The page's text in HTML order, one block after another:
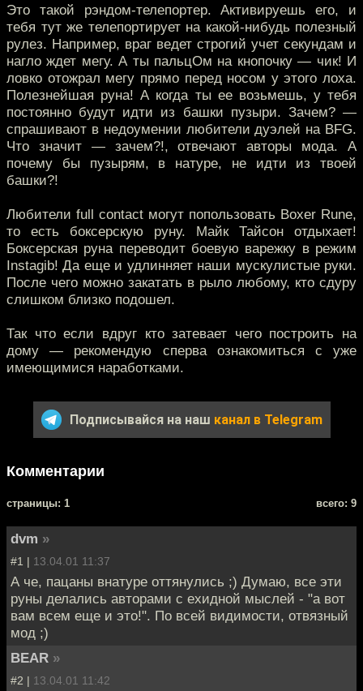
Это такой рэндом-телепортер. Активируешь его, и
тебя тут же телепортирует на какой-нибудь полезный
рулез. Например, враг ведет строгий учет секундам и
нагло ждет мегу. А ты пальцОм на кнопочку — чик! И
ловко отожрал мегу прямо перед носом у этого лоха.
Полезнейшая руна! А когда ты ее возьмешь, у тебя
постоянно будут идти из башки пузыри. Зачем? —
спрашивают в недоумении любители дуэлей на BFG.
Что значит — зачем?!, отвечают авторы мода. А
почему бы пузырям, в натуре, не идти из твоей
башки?!
Любители full contact могут попользовать Boxer Rune,
то есть боксерскую руну. Майк Тайсон отдыхает!
Боксерская руна переводит боевую варежку в режим
Instagib! Да еще и удлинняет наши мускулистые руки.
После чего можно закатать в рыло любому, кто сдуру
слишком близко подошел.
Так что если вдруг кто затевает чего построить на
дому — рекомендую сперва ознакомиться с уже
имеющимися наработками.
Подписывайся на наш канал в Telegram
Комментарии
cтраницы: 1 всего: 9
dvm »
#1 | 13.04.01 11:37
А че, пацаны внатуре оттянулись ;) Думаю, все эти
руны делались авторами с ехидной мыслей - "а вот
вам всем еще и это!". По всей видимости, отвязный
мод ;)
BEAR »
#2 | 13.04.01 11:42